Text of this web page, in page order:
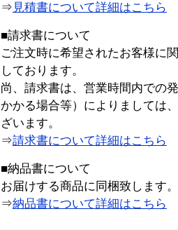
⇒ 見積書について詳細はこちら
■請求書について
ご注文時に希望されたお客様に
しております。
尚、請求書は、営業時間内での
かかる場合等）によりましては
ざいます。
⇒請求書について詳細はこちら
■納品書について
お届けする商品に同梱致します。
⇒納品書について詳細はこちら